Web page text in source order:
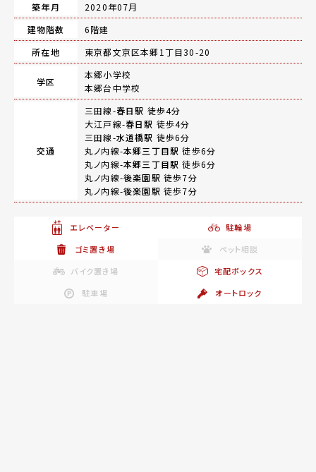
築年月
2020年07月
建物階数
6階建
所在地
東京都文京区本郷1丁目30-20
学区
本郷小学校
本郷台中学校
交通
三田線-春日駅 徒歩4分
大江戸線-春日駅 徒歩4分
三田線-水道橋駅 徒歩6分
丸ノ内線-本郷三丁目駅 徒歩6分
丸ノ内線-本郷三丁目駅 徒歩6分
丸ノ内線-後楽園駅 徒歩7分
丸ノ内線-後楽園駅 徒歩7分
エレベーター
駐輪場
ゴミ置き場
ペット相談
バイク置き場
宅配ボックス
駐車場
オートロック